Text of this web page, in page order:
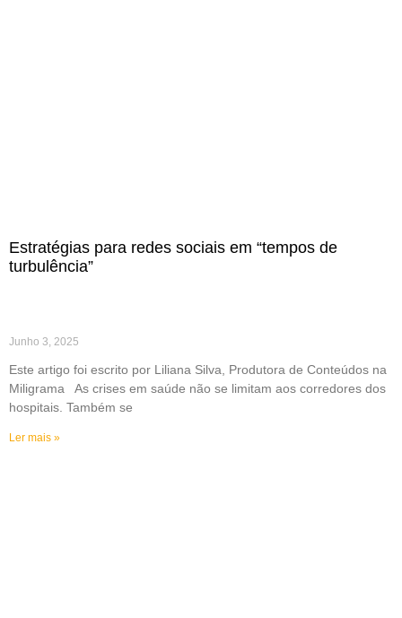
Estratégias para redes sociais em “tempos de
turbulência”
Junho 3, 2025
Este artigo foi escrito por Liliana Silva, Produtora de Conteúdos na
Miligrama As crises em saúde não se limitam aos corredores dos
hospitais. Também se
Ler mais »